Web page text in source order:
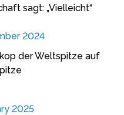
sagt: „Vielleicht“
2024
der Weltspitze auf
2025